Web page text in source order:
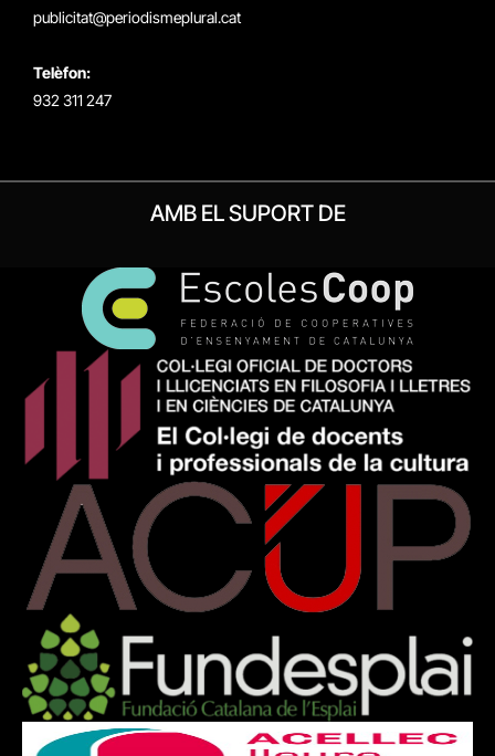
publicitat@periodismeplural.cat
Telèfon:
932 311 247
AMB EL SUPORT DE